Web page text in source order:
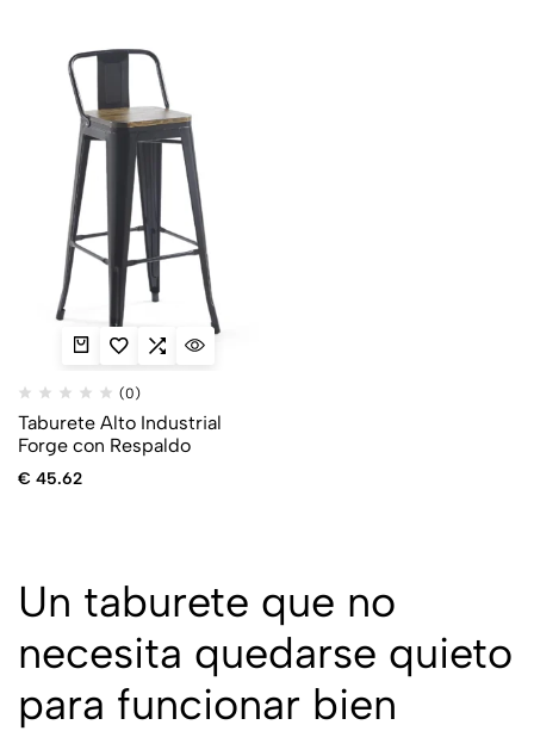
(0)
Taburete Alto Industrial
Forge con Respaldo
€ 45.62
Un taburete que no
necesita quedarse quieto
para funcionar bien